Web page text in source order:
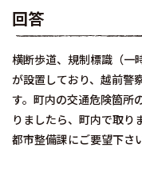
回答
横断歩道、規制標識（一
が設置しており、越前警
す。町内の交通危険箇所
りましたら、町内で取り
都市整備課にご要望下さ